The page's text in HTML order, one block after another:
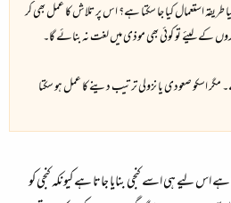
طریقہ استعمال کیا جا سکتا ہے؟ اس پر تلاش کا عمل بھی کر
کے لیئے تو کوئی بھی موذی میں لغت نہ بنائے گا۔
اسکو صعودی یا نزولی ترتیب دینے کا عمل ہو سکتا
اس لیے ہی اسے کنجی بنایا جاتا ہے کیونکہ کنجی کو